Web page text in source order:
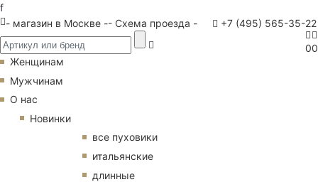
f
- магазин в Москве -- Схема проезда - +7 (495) 565-35-22
00
Женщинам
Мужчинам
О нас
Новинки
все пуховики
итальянские
длинные